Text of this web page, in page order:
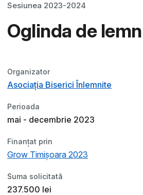
Sesiunea 2023-2024
Oglinda de
Organizator
Asociația Biserici Înlemnite
Perioada
mai - decembrie 2023
Finanțat prin
Grow Timișoara 2023
Suma solicitată
237.500 lei